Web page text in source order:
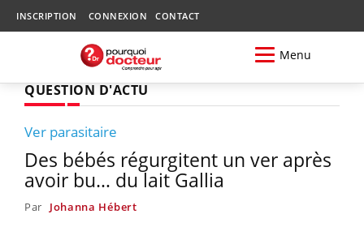
INSCRIPTION CONNEXION CONTACT
Menu
QUESTION D'ACTU
Ver parasitaire
Des bébés régurgitent un ver après
avoir bu… du lait Gallia
Par Johanna Hébert